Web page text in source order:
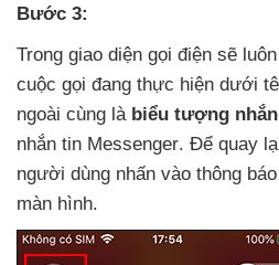
Bước 3:
Trong giao diện gọi điện sẽ
cuộc gọi đang thực hiện dưới
ngoài cùng là biểu tượng
nhắn tin Messenger. Để quay
người dùng nhấn vào thông
màn hình.